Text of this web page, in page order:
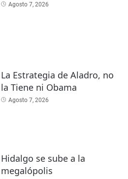
Agosto 7, 2026
La Estrategia de Aladro, no
la Tiene ni Obama
Agosto 7, 2026
Hidalgo se sube a la
megalópolis